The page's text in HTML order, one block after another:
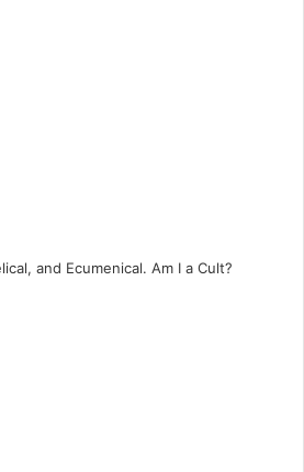
and Ecumenical. Am I a Cult?